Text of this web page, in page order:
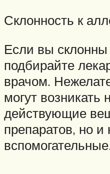
Склонность к
Если вы склонны
подбирайте
врачом.
могут возникать
действующие
препаратов, но и
вспомогательные.